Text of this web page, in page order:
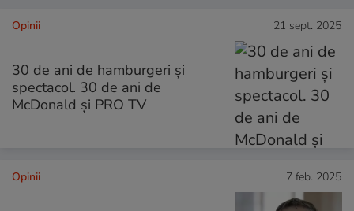
Opinii 21 sept. 2025
30 de ani de hamburgeri și
spectacol. 30 de ani de
McDonald și PRO TV
Opinii 7 feb. 2025